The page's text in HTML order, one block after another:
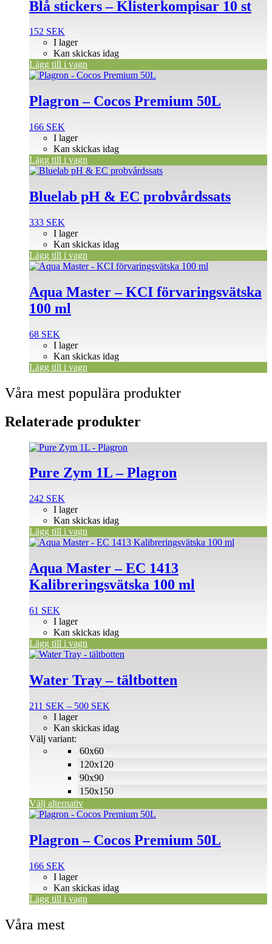
Blå stickers – Klisterkompisar 10 st
152 SEK
I lager
Kan skickas idag
Lägg till i vagn
Plagron – Cocos Premium 50L
166 SEK
I lager
Kan skickas idag
Lägg till i vagn
Bluelab pH & EC probvårdssats
333 SEK
I lager
Kan skickas idag
Lägg till i vagn
Aqua Master – KCI förvaringsvätska
100 ml
68 SEK
I lager
Kan skickas idag
Lägg till i vagn
Våra mest populära produkter
Relaterade produkter
Pure Zym 1L – Plagron
242 SEK
I lager
Kan skickas idag
Lägg till i vagn
Aqua Master – EC 1413
Kalibreringsvätska 100 ml
61 SEK
I lager
Kan skickas idag
Lägg till i vagn
Water Tray – tältbotten
211 SEK – 500 SEK
till
60x60
120x120
90x90
150x150
I lager
Kan skickas idag
Välj variant:
Välj alternativ
Den
produkten
har
varianter.
olika
alternativen
Plagron – Cocos Premium 50L
166 SEK
I lager
Kan skickas idag
Lägg till i vagn
Våra mest